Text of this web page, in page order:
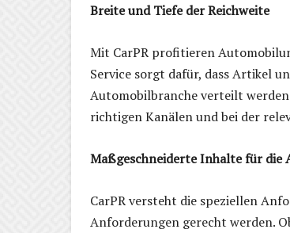
Breite und Tiefe der Reichweite
Mit CarPR profitieren
Service sorgt dafür, dass Artikel
Automobilbranche verteilt
richtigen Kanälen und bei der
Maßgeschneiderte Inhalte für die
CarPR versteht die speziellen
Anforderungen gerecht werden.